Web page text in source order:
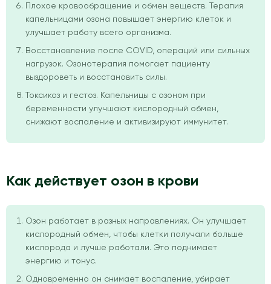
Плохое кровообращение и обмен веществ. Терапия
капельницами озона повышает энергию клеток и
улучшает работу всего организма.
Восстановление после COVID, операций или сильных
нагрузок. Озонотерапия помогает пациенту
выздороветь и восстановить силы.
Токсикоз и гестоз. Капельницы с озоном при
беременности улучшают кислородный обмен,
снижают воспаление и активизируют иммунитет.
Как действует озон в крови
Озон работает в разных направлениях. Он улучшает
кислородный обмен, чтобы клетки получали больше
кислорода и лучше работали. Это поднимает
энергию и тонус.
Одновременно он снимает воспаление, убирает